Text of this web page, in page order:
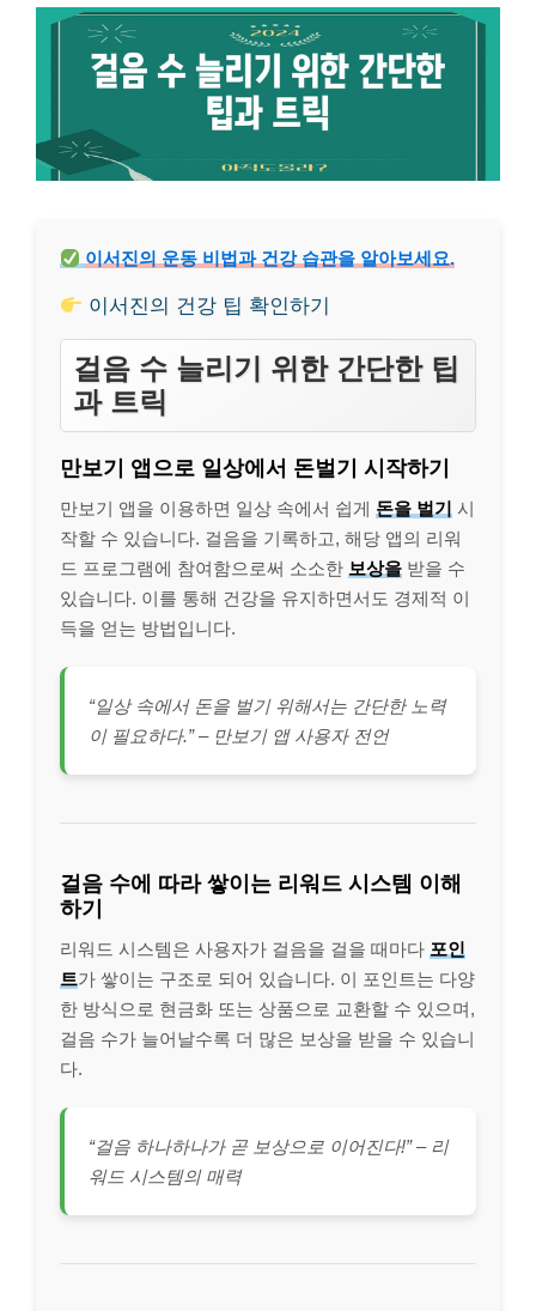
이서진의 운동 비법과 건강 습관을 알아보세요.
이서진의 건강 팁 확인하기
걸음 수 늘리기 위한 간단한 팁
과 트릭
만보기 앱으로 일상에서 돈벌기 시작하기
만보기 앱을 이용하면 일상 속에서 쉽게 돈을 벌기 시
작할 수 있습니다. 걸음을 기록하고, 해당 앱의 리워
드 프로그램에 참여함으로써 소소한 보상을 받을 수
있습니다. 이를 통해 건강을 유지하면서도 경제적 이
득을 얻는 방법입니다.
“일상 속에서 돈을 벌기 위해서는 간단한 노력
이 필요하다.” – 만보기 앱 사용자 전언
걸음 수에 따라 쌓이는 리워드 시스템 이해
하기
리워드 시스템은 사용자가 걸음을 걸을 때마다 포인
트가 쌓이는 구조로 되어 있습니다. 이 포인트는 다양
한 방식으로 현금화 또는 상품으로 교환할 수 있으며,
걸음 수가 늘어날수록 더 많은 보상을 받을 수 있습니
다.
“걸음 하나하나가 곧 보상으로 이어진다!” – 리
워드 시스템의 매력